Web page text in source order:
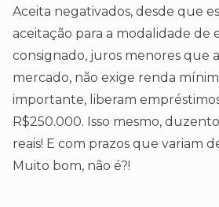
Aceita negativados, desde que
aceitação para a modalidade de
consignado, juros menores que
mercado, não exige renda
importante, liberam
R$250.000. Isso mesmo,
reais! E com prazos que variam
Muito bom, não é?!